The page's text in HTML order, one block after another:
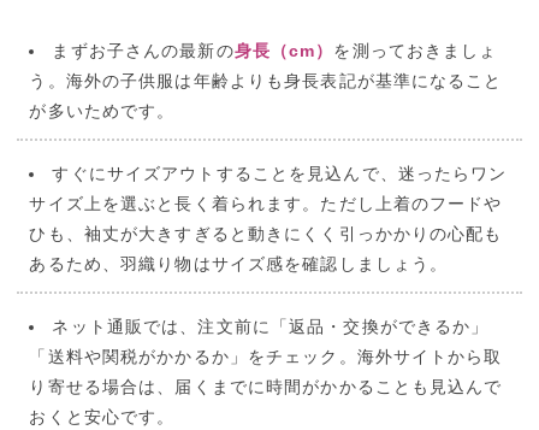
まずお子さんの最新の身長（cm） を測っておきましょ
う。海外の子供服は年齢よりも身長表記が基準になること
が多いためです。
すぐにサイズアウトすることを見込んで、迷ったらワン
サイズ上を選ぶと長く着られます。ただし上着のフードや
ひも、袖丈が大きすぎると動きにくく引っかかりの心配も
あるため、羽織り物はサイズ感を確認しましょう。
ネット通販では、注文前に「返品・交換ができるか」
「送料や関税がかかるか」をチェック。海外サイトから取
り寄せる場合は、届くまでに時間がかかることも見込んで
おくと安心です。